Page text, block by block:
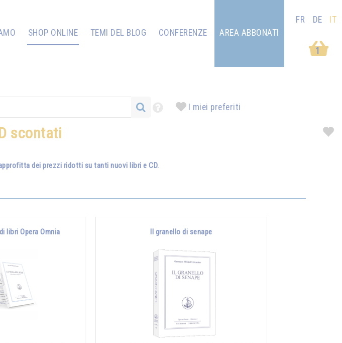
SHOP ONLINE TEMI DEL BLOG
CONFERENZE
1
AREA ABBONATI
FR DE IT
I miei preferiti
scontati
dei prezzi ridotti su tanti nuovi libri e CD.
libri Opera Omnia Il granello di senape